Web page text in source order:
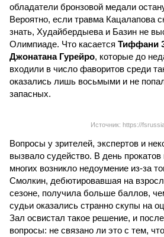
обладатели бронзовой медали
Вероятно, если травма Кацалапова
знать, Худайбердыева и Базин не
Олимпиаде. Что касается Тиффани
Джонатана Гурейро, которые до
входили в число фаворитов среди
оказались лишь восьмыми и не
запасных.
Источник: https://
Вопросы у зрителей, экспертов и
вызвало судейство. В день
многих возникло недоумение из-за
Смолкин, дебютировавшая на
сезоне, получила больше баллов,
судьи оказались странно скупы на
Зал освистал такое решение, и
вопросы: не связано ли это с тем,